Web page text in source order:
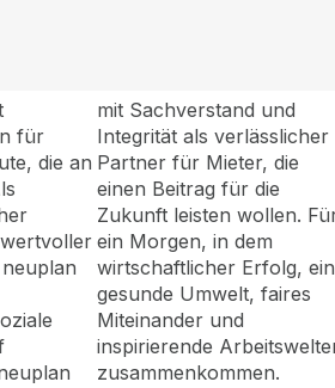
für
die an
mit Sachverstand und
Integrität als verlässlicher
Partner für Mieter, die
einen Beitrag für die
Zukunft leisten wollen.
ein Morgen, in dem
wirtschaftlicher Erfolg,
gesunde Umwelt, faires
Miteinander und
inspirierende
zusammenkommen.